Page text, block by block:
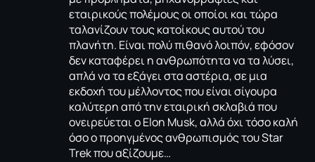
εταιρικούς πολέμους οι οποίοι και τώρα
ταλανίζουν τους κατοίκους αυτού του
πλανήτη. Είναι πολύ πιθανό λοιπόν, εφόσον
δεν καταφέρει η ανθρωπότητα να τα λύσει,
απλά να τα εξάγει στα αστέρια, σε μια
εκδοχή του μέλλοντος που είναι σίγουρα
καλύτερη από την εταιρική σκλαβιά που
ονειρεύεται ο Elon Musk, αλλά όχι τόσο καλή
όσο ο προηγμένος ανθρωπισμός του Star
Trek που αξίζουμε…